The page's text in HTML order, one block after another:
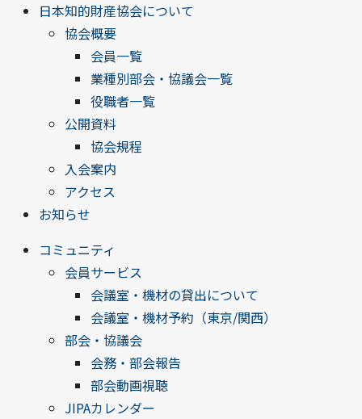
日本知的財産協会について
協会概要
会員一覧
業種別部会・協議会一覧
役職者一覧
公開資料
協会規程
入会案内
アクセス
お知らせ
コミュニティ
会員サービス
会議室・機材の貸出について
会議室・機材予約（東京/関西）
部会・協議会
会務・部会報告
部会動画視聴
JIPAカレンダー